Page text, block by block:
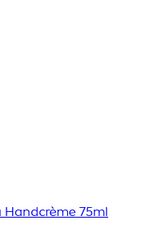
Handcrème 75ml